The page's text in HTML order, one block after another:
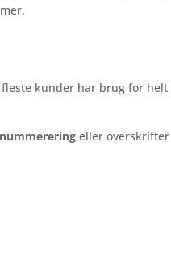
kunder har brug for
eller overskrifter